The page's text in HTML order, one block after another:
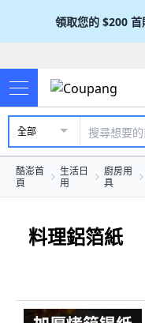
領取您的 $200 首
全部
酷澎首
頁
生活日
用
廚房用
具
料理鋁箔紙